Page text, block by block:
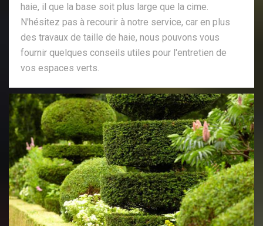
haie, il que la base soit plus large que la cime.
N'hésitez pas à recourir à notre service, car en plus
des travaux de taille de haie, nous pouvons vous
fournir quelques conseils utiles pour l'entretien de
vos espaces verts.